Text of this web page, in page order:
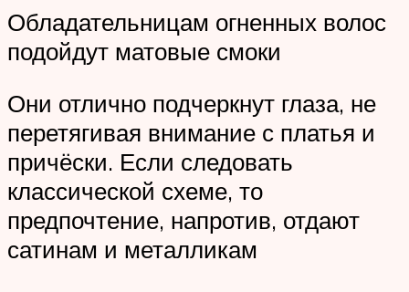
Обладательницам огненных волос
подойдут матовые смоки
Они отлично подчеркнут глаза, не
перетягивая внимание с платья и
причёски. Если следовать
классической схеме, то
предпочтение, напротив, отдают
сатинам и металликам